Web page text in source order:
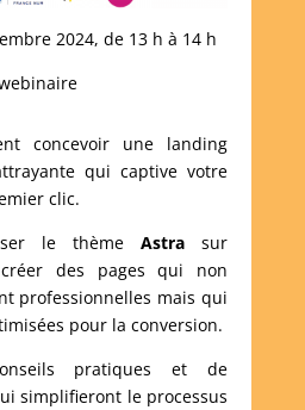
2024, de 13 h à 14 h
concevoir une landing
qui captive votre
clic.
le thèmeAstra sur
des pages qui non
professionnelles mais qui
pour la conversion.
pratiques et de
simplifieront le processus